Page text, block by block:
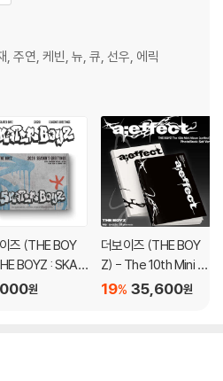
, 주연, 케빈, 뉴, 큐, 선우, 에릭
즈 (THE BOY
BOYZ : SKAT
(2026) SE
원
더보이즈 (THE BOY
Z) - The 10th Mini Al
bum [a;effect] [2종
35,600원
19%